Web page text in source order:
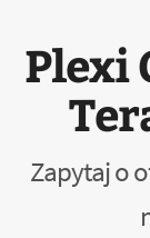
Plexi
Zapytaj o